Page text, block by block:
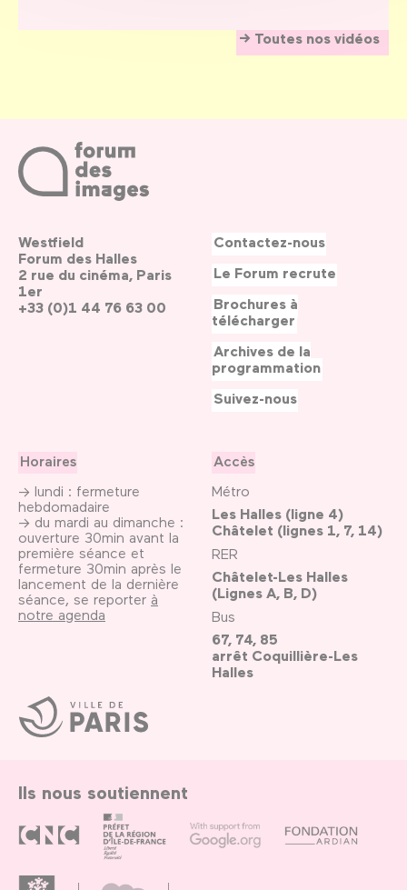
Toutes nos vidéos
Ville
de
Paris
Westfield
Forum des Halles
2 rue du cinéma, Paris
1er
+33 (0)1 44 76 63 00
Horaires
→ lundi : fermeture
hebdomadaire
→ du mardi au dimanche :
ouverture 30min avant la
première séance et
fermeture 30min après le
lancement de la dernière
séance, se reporter à
notre agenda
Accès
Métro
Les Halles (ligne 4)
Châtelet (lignes 1, 7, 14)
RER
Châtelet-Les Halles
(Lignes A, B, D)
Bus
67, 74, 85
arrêt Coquillière-Les
Halles
Contactez-nous
Le Forum recrute
Brochures à
télécharger
Archives de la
programmation
Suivez-nous
Ils nous soutiennent